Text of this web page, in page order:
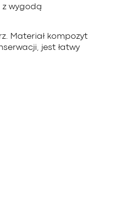
z wygodą
Materiał kompozyt
jest łatwy